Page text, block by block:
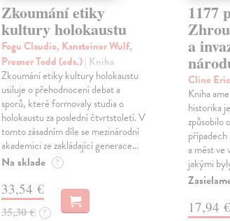
Zkoumání etiky
kultury holokaustu
Fogu Claudio, Kansteiner Wulf,
Presner Todd (eds.)| Kniha
Zkoumání etiky kultury holokaustu
usiluje o přehodnocení debat a
sporů, které formovaly studia o
holokaustu za poslední čtvrtstoletí. V
tomto zásadním díle se mezinárodní
akademici ze zakládající generace…
Na sklade ?
33,54 €
35,30 € ?
1177
a
Cline
Kniha
historika
způsobilo
a měst
jakými
17,94 €